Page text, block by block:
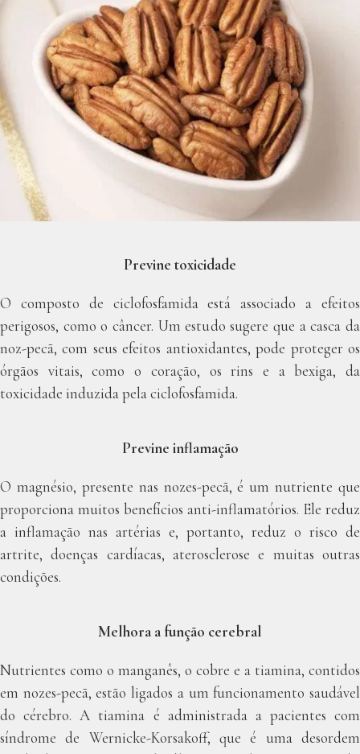
Previne toxicidade
O composto de ciclofosfamida está associado a efeitos
perigosos, como o câncer. Um estudo sugere que a casca da
noz-pecã, com seus efeitos antioxidantes, pode proteger os
órgãos vitais, como o coração, os rins e a bexiga, da
toxicidade induzida pela ciclofosfamida.
Previne inflamação
O magnésio, presente nas nozes-pecã, é um nutriente que
proporciona muitos benefícios anti-inflamatórios. Ele reduz
a inflamação nas artérias e, portanto, reduz o risco de
artrite, doenças cardíacas, aterosclerose e muitas outras
condições.
Melhora a função cerebral
Nutrientes como o manganês, o cobre e a tiamina, contidos
em nozes-pecã, estão ligados a um funcionamento saudável
do cérebro. A tiamina é administrada a pacientes com
síndrome de Wernicke-Korsakoff, que é uma desordem